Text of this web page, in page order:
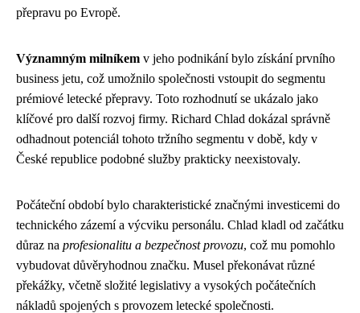
přepravu po Evropě.
Významným milníkem v jeho podnikání bylo získání prvního
business jetu, což umožnilo společnosti vstoupit do segmentu
prémiové letecké přepravy. Toto rozhodnutí se ukázalo jako
klíčové pro další rozvoj firmy. Richard Chlad dokázal správně
odhadnout potenciál tohoto tržního segmentu v době, kdy v
České republice podobné služby prakticky neexistovaly.
Počáteční období bylo charakteristické značnými investicemi do
technického zázemí a výcviku personálu. Chlad kladl od začátku
důraz na profesionalitu a bezpečnost provozu, což mu pomohlo
vybudovat důvěryhodnou značku. Musel překonávat různé
překážky, včetně složité legislativy a vysokých počátečních
nákladů spojených s provozem letecké společnosti.